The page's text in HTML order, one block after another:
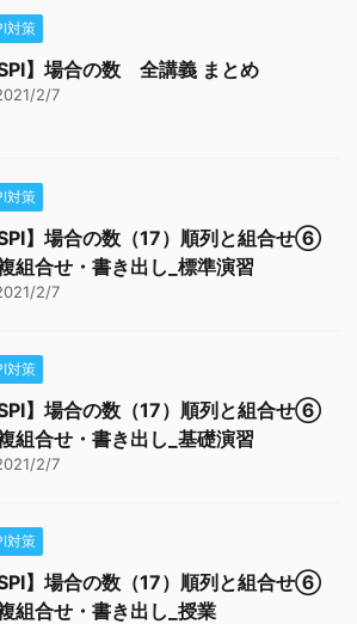
対策
SPI】場合の数 全講義 まとめ
2/7
対策
SPI】場合の数（17）順列と組合せ⑥
組合せ・書き出し_標準演習
2/7
対策
SPI】場合の数（17）順列と組合せ⑥
組合せ・書き出し_基礎演習
2/7
対策
SPI】場合の数（17）順列と組合せ⑥
組合せ・書き出し_授業